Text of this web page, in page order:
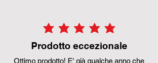
la valutazione media è 5 su
Prodotto eccezionale
Ottimo prodotto! E' già qualche anno che